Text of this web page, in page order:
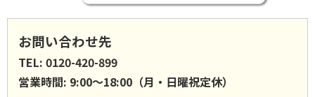
お問い合わせ先
TEL: 0120-420-899
営業時間: 9:00〜18:00（月・日曜祝定休）